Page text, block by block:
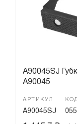
A90045SJ
A90045
АРТИКУЛ
A90045SJ